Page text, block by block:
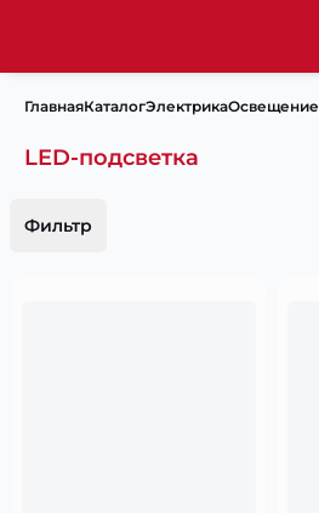
ГлавнаяКаталогЭлектрикаОсвещение
LED-подсветка
Фильтр